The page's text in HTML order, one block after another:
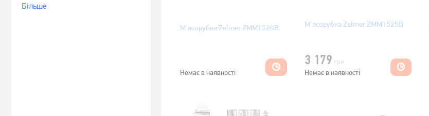
Бiльше
М'ясорубка Zelmer ZMM1520B
Немає в наявності
М'ясорубка Zelmer ZMM1525B
3 179
Немає в наявності